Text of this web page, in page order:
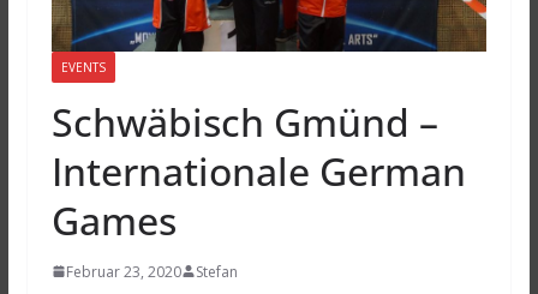
EVENTS
Schwäbisch Gmünd –
Internationale German
Games
Februar 23, 2020 Stefan